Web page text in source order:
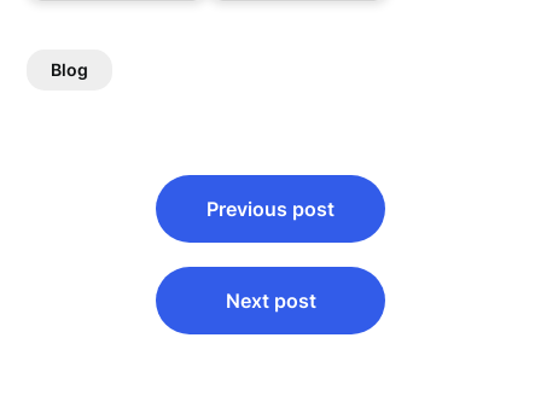
Blog
navigation
Previous post
Next post